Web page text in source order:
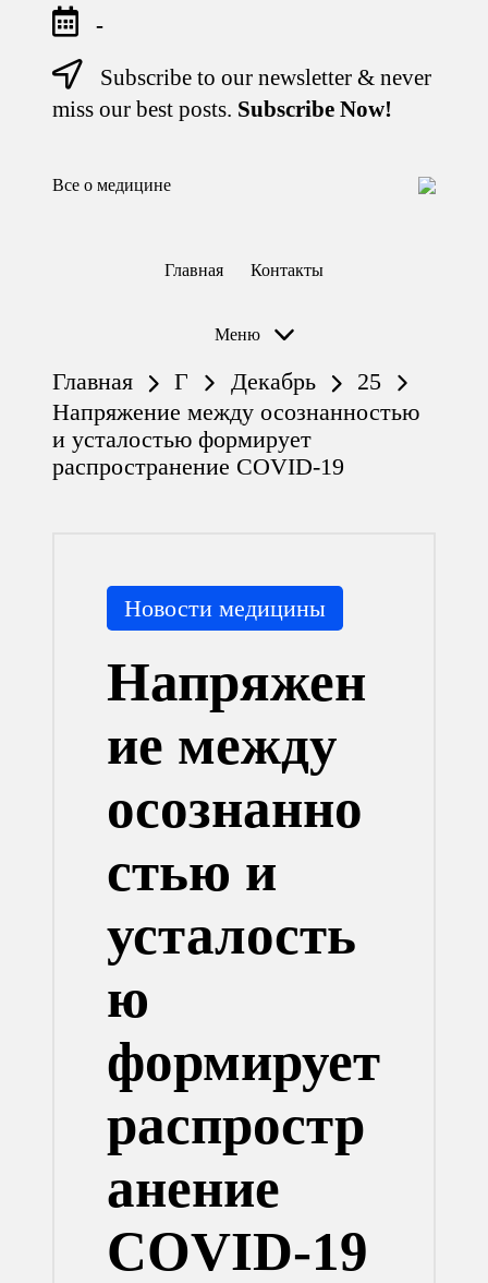
-
Subscribe to our newsletter & never
miss our best posts. Subscribe Now!
Все о медицине
Лечитесь
Главная Контакты
Меню
Главная Г Декабрь
25
Напряжение между осознанностью
и усталостью формирует
распространение COVID-19
Опубликовано
в
Новости медицины
Напряжен
ие между
осознанно
стью и
усталость
ю
формирует
распростр
анение
COVID-19